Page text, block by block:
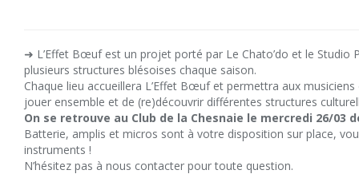
➜ L’Effet Bœuf est un projet porté par Le Chato’do et le Studio
plusieurs structures blésoises chaque saison.
Chaque lieu accueillera L’Effet Bœuf et permettra aux musiciens
jouer ensemble et de (re)découvrir différentes structures
On se retrouve au Club de la Chesnaie le mercredi 26/03
Batterie, amplis et micros sont à votre disposition sur place,
instruments !
N’hésitez pas à nous contacter pour toute question.